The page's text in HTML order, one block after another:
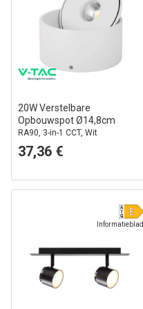
20W Verstelbare
Opbouwspot Ø14,8cm
RA90, 3-in-1 CCT, Wit
37,36 €
Informatieblad